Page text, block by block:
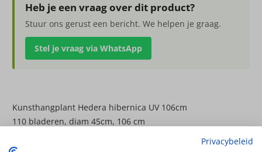
106cm
aantal
Heb je een vraag over dit product?
Stuur ons gerust een bericht. We helpen je graag.
Stel je vraag via WhatsApp
Kunsthangplant Hedera hibernica UV 106cm
110 bladeren, diam 45cm, 106 cm
Privacybeleid